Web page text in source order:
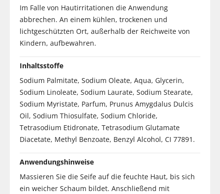
Im Falle von Hautirritationen die Anwendung
abbrechen. An einem kühlen, trockenen und
lichtgeschützten Ort, außerhalb der Reichweite von
Kindern, aufbewahren.
Inhaltsstoffe
Sodium Palmitate, Sodium Oleate, Aqua, Glycerin,
Sodium Linoleate, Sodium Laurate, Sodium Stearate,
Sodium Myristate, Parfum, Prunus Amygdalus Dulcis
Oil, Sodium Thiosulfate, Sodium Chloride,
Tetrasodium Etidronate, Tetrasodium Glutamate
Diacetate, Methyl Benzoate, Benzyl Alcohol, CI 77891.
Anwendungshinweise
Massieren Sie die Seife auf die feuchte Haut, bis sich
ein weicher Schaum bildet. Anschließend mit